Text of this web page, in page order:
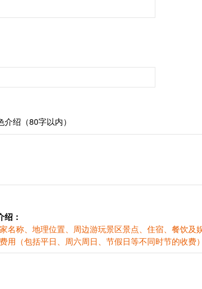
绍（80字以内）
绍：
名称、地理位置、周边游玩景区景点、住宿、餐饮及
用（包括平日、周六周日、节假日等不同时节的收费）